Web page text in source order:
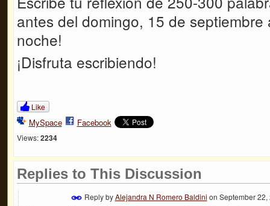
antes del domingo, 15 de
noche!
¡Disfruta escribiendo!
Like
MySpace Facebook
Views: 2234
Replies to This Discussion
Reply byAlejandra N Romero Baldini on September